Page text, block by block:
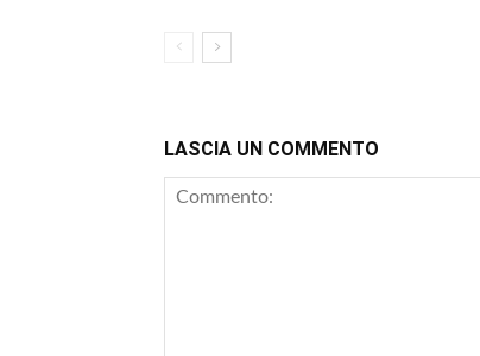
LASCIA UN COMMENTO